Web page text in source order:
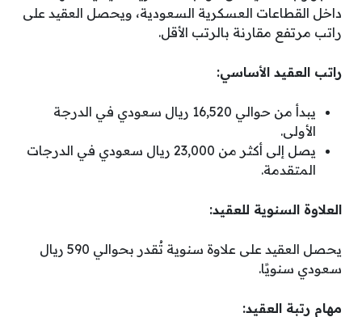
داخل القطاعات العسكرية السعودية، ويحصل العقيد على
راتب مرتفع مقارنة بالرتب الأقل.
راتب العقيد الأساسي:
يبدأ من حوالي 16,520 ريال سعودي في الدرجة
الأولى.
يصل إلى أكثر من 23,000 ريال سعودي في الدرجات
المتقدمة.
العلاوة السنوية للعقيد:
يحصل العقيد على علاوة سنوية تُقدر بحوالي 590 ريال
سعودي سنويًا.
مهام رتبة العقيد: